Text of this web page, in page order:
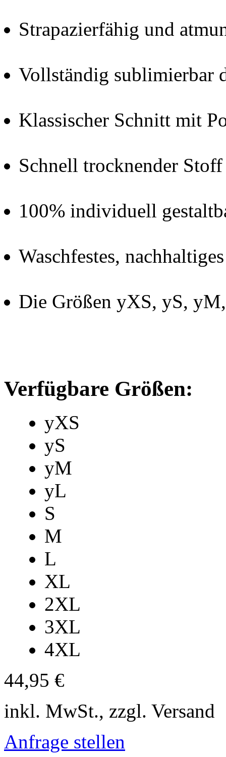
Strapazierfähig und
Vollständig sublimierbar
Klassischer Schnitt mit
Schnell trocknender
100% individuell
Waschfestes,
Die Größen yXS, yS,
Verfügbare Größen:
yXS
yS
yM
yL
S
M
L
XL
2XL
3XL
4XL
44,95 €
inkl. MwSt., zzgl. Versand
Anfrage stellen